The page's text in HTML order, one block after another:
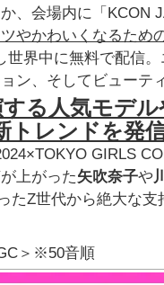
、会場内に「KCON
やかわいくなるため
世界中に無料で配信
ン、そしてビューテ
る人気モデ
トレンドを発信
GIRLS
上がった矢吹奈子や
たZ世代から絶大な
＞※50音順